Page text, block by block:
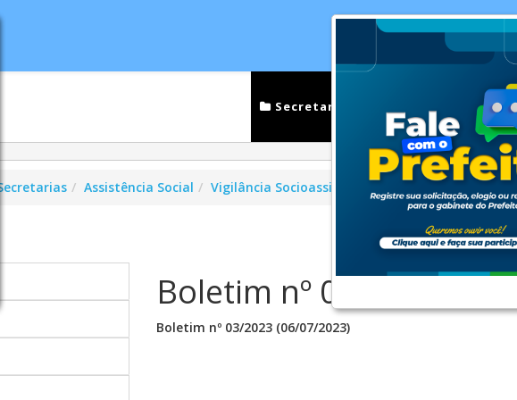
Secretarias
Assistência Social Vigilância Socioassitencial Boletins Boletim
Boletim nº 03/2023
Boletim nº 03/2023 (06/07/2023)